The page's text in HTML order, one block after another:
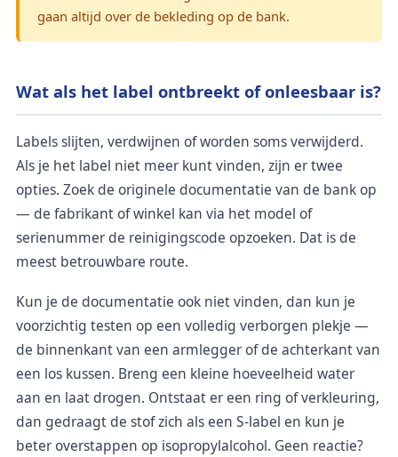
gaan altijd over de bekleding op de bank.
Wat als het label ontbreekt of onleesbaar is?
Labels slijten, verdwijnen of worden soms verwijderd.
Als je het label niet meer kunt vinden, zijn er twee
opties. Zoek de originele documentatie van de bank op
— de fabrikant of winkel kan via het model of
serienummer de reinigingscode opzoeken. Dat is de
meest betrouwbare route.
Kun je de documentatie ook niet vinden, dan kun je
voorzichtig testen op een volledig verborgen plekje —
de binnenkant van een armlegger of de achterkant van
een los kussen. Breng een kleine hoeveelheid water
aan en laat drogen. Ontstaat er een ring of verkleuring,
dan gedraagt de stof zich als een S-label en kun je
beter overstappen op isopropylalcohol. Geen reactie?